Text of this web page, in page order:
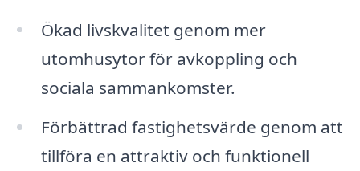
Ökad livskvalitet genom mer
utomhusytor för avkoppling och
sociala sammankomster.
Förbättrad fastighetsvärde genom att
tillföra en attraktiv och funktionell